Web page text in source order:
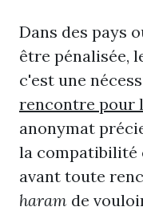
Dans des pays
être pénalisée,
c'est une
rencontre pour
anonymat
la compatibilité
avant toute
haram de